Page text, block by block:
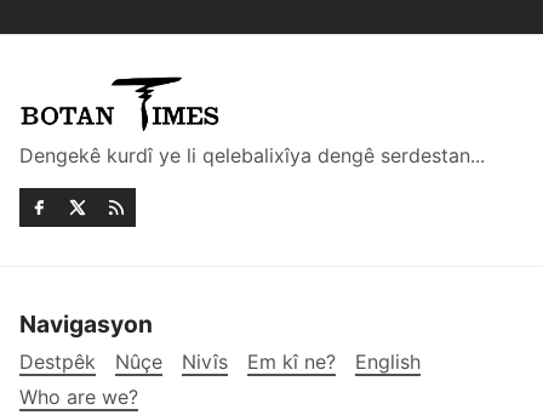
Dengekê kurdî ye li qelebalixîya dengê serdestan...
Navigasyon
Destpêk Nûçe Nivîs Em kî ne?
English
Who are we?